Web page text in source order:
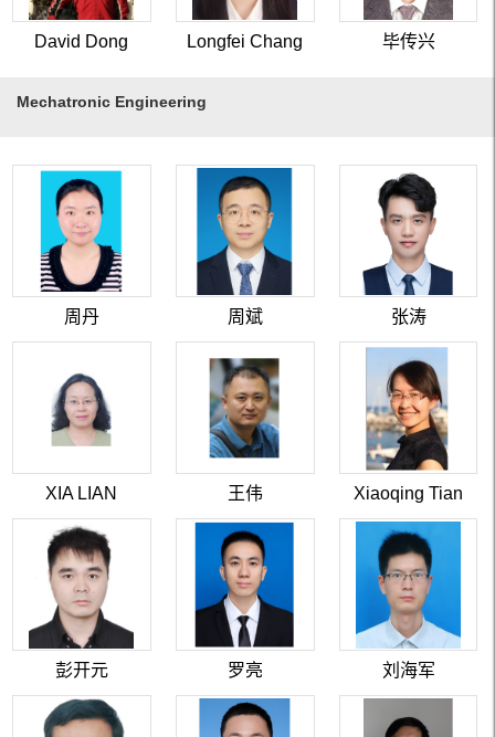
David Dong Longfei Chang 毕传兴
Mechatronic Engineering
周丹 周斌 张涛
XIA LIAN 王伟 Xiaoqing Tian
彭开元 罗亮 刘海军